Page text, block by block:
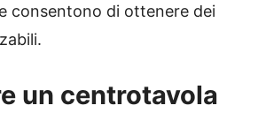
consentono di ottenere dei
un centrotavola